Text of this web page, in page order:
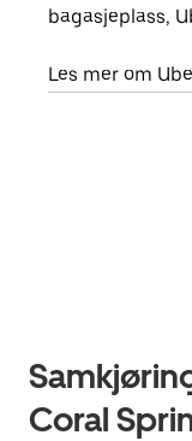
bagasjeplass,
Les mer om
Coral